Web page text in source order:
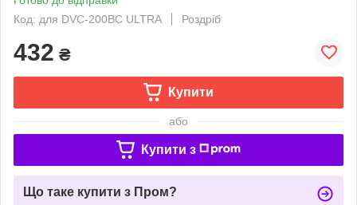
Код: для DVC-200BC ULTRA
Роздріб
432 ₴
Купити
або
Купити з
Що таке купити з Пром?